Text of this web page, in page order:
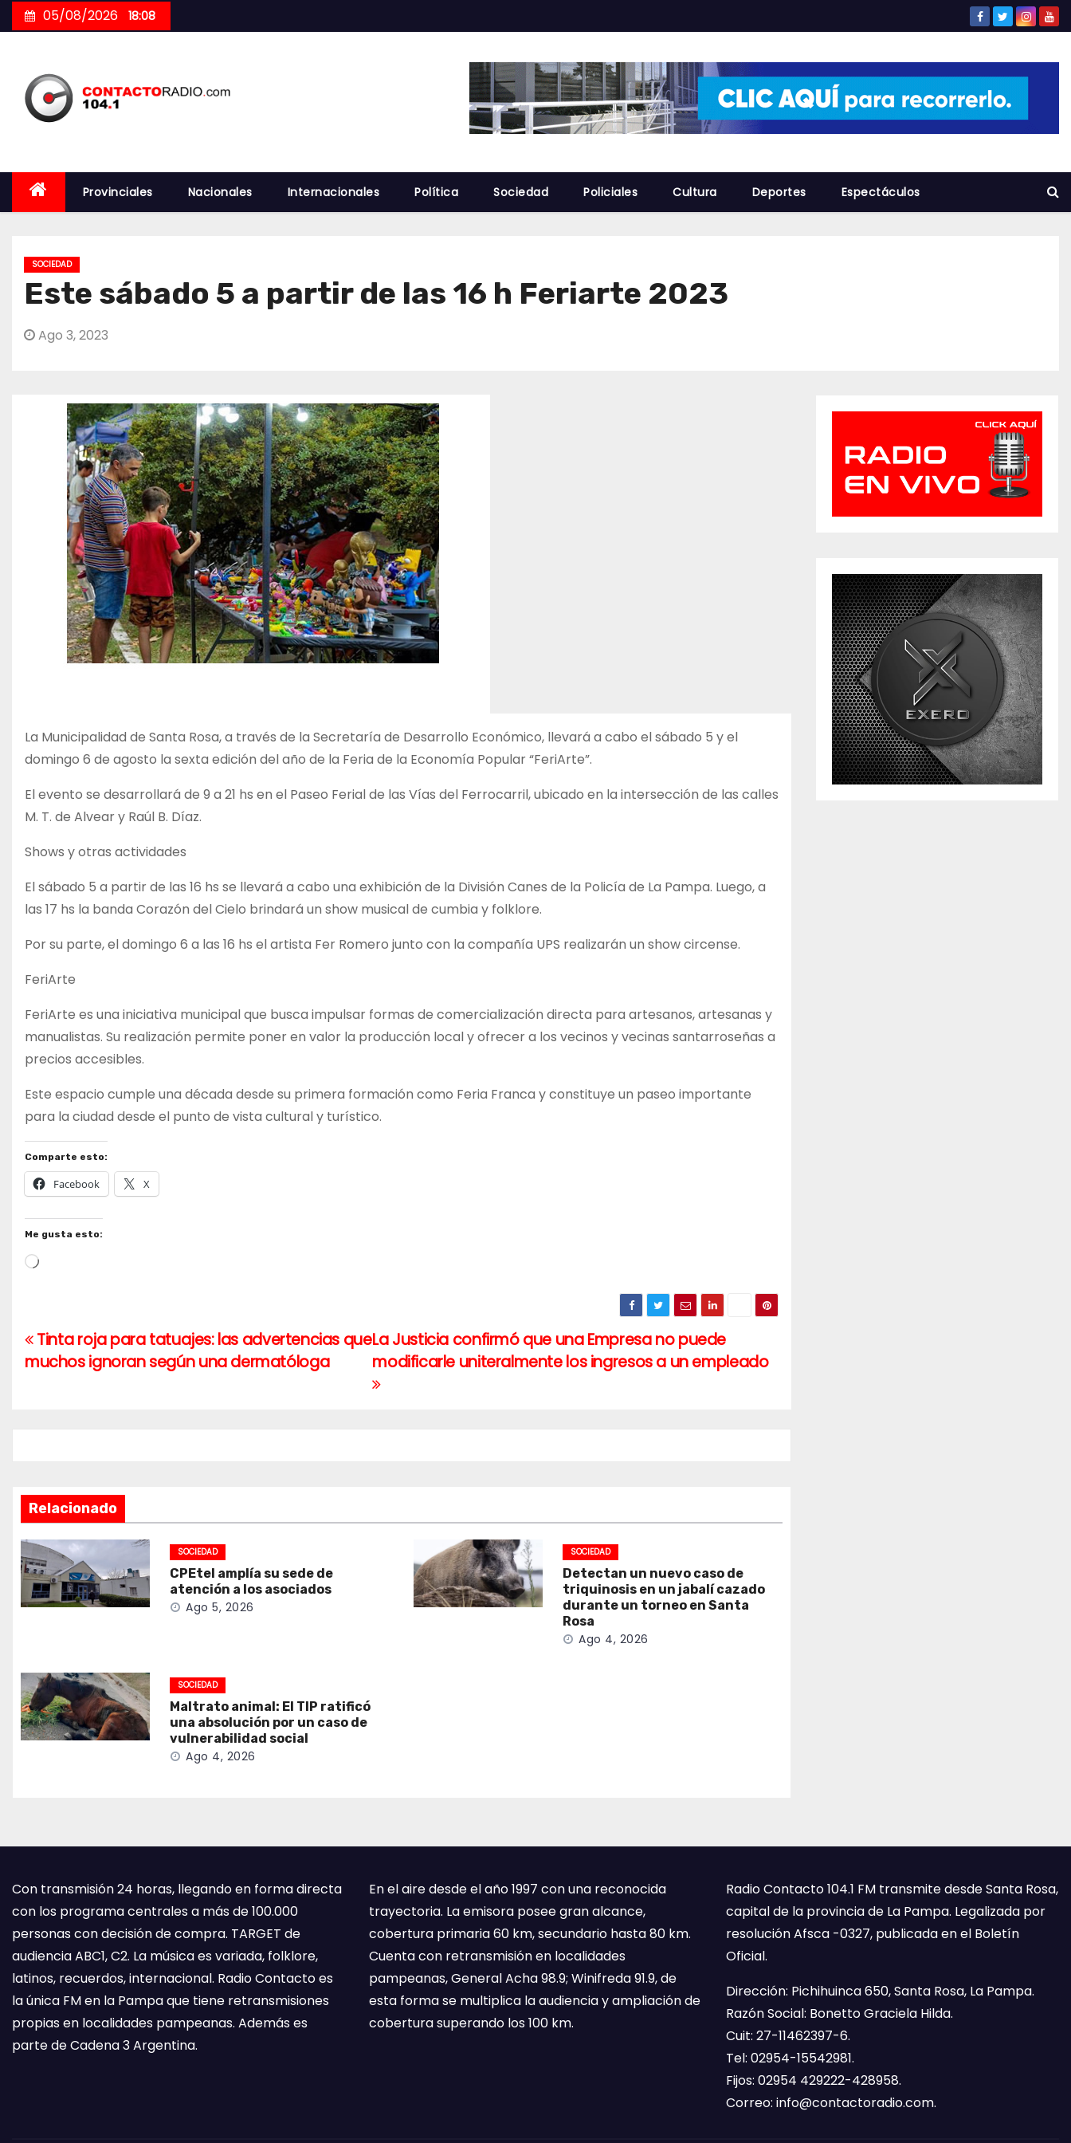
to
05/08/2026 18:08
Provinciales Nacionales Internacionales Política Sociedad Policiales Cultura Deportes Espectáculos
SOCIEDAD
Este sábado 5 a partir de las 16 h Feriarte 2023
Ago 3, 2023
La Municipalidad de Santa Rosa, a través de la Secretaría de Desarrollo Económico, llevará a cabo el sábado 5 y el
domingo 6 de agosto la sexta edición del año de la Feria de la Economía Popular “FeriArte”.
El evento se desarrollará de 9 a 21 hs en el Paseo Ferial de las Vías del Ferrocarril, ubicado en la intersección de las calles
M. T. de Alvear y Raúl B. Díaz.
Shows y otras actividades
El sábado 5 a partir de las 16 hs se llevará a cabo una exhibición de la División Canes de la Policía de La Pampa. Luego, a
las 17 hs la banda Corazón del Cielo brindará un show musical de cumbia y folklore.
Por su parte, el domingo 6 a las 16 hs el artista Fer Romero junto con la compañía UPS realizarán un show circense.
FeriArte
FeriArte es una iniciativa municipal que busca impulsar formas de comercialización directa para artesanos, artesanas y
manualistas. Su realización permite poner en valor la producción local y ofrecer a los vecinos y vecinas santarroseñas a
precios accesibles.
Este espacio cumple una década desde su primera formación como Feria Franca y constituye un paseo importante
para la ciudad desde el punto de vista cultural y turístico.
Comparte esto:
Facebook X
Me gusta esto:
Cargando...
Navegación
de
La Justicia confirmó que una Empresa no puede
modificarle uniteralmente los ingresos a un empleado
Tinta roja para tatuajes: las advertencias que
muchos ignoran según una dermatóloga
Relacionado
SOCIEDAD
CPEtel amplía su sede de
atención a los asociados
Ago 5, 2026
SOCIEDAD
Detectan un nuevo caso de
triquinosis en un jabalí cazado
durante un torneo en Santa
Rosa
Ago 4, 2026
SOCIEDAD
Maltrato animal: El TIP ratificó
una absolución por un caso de
vulnerabilidad social
Ago 4, 2026
Con transmisión 24 horas, llegando en forma directa
con los programa centrales a más de 100.000
personas con decisión de compra. TARGET de
audiencia ABC1, C2. La música es variada, folklore,
latinos, recuerdos, internacional. Radio Contacto es
la única FM en la Pampa que tiene retransmisiones
propias en localidades pampeanas. Además es
parte de Cadena 3 Argentina.
En el aire desde el año 1997 con una reconocida
trayectoria. La emisora posee gran alcance,
cobertura primaria 60 km, secundario hasta 80 km.
Cuenta con retransmisión en localidades
pampeanas, General Acha 98.9; Winifreda 91.9, de
esta forma se multiplica la audiencia y ampliación de
cobertura superando los 100 km.
Radio Contacto 104.1 FM transmite desde Santa Rosa,
capital de la provincia de La Pampa. Legalizada por
resolución Afsca -0327, publicada en el Boletín
Oficial.
Dirección: Pichihuinca 650, Santa Rosa, La Pampa.
Razón Social: Bonetto Graciela Hilda.
Cuit: 27-11462397-6.
Tel: 02954-15542981.
Fijos: 02954 429222-428958.
Correo: info@contactoradio.com.